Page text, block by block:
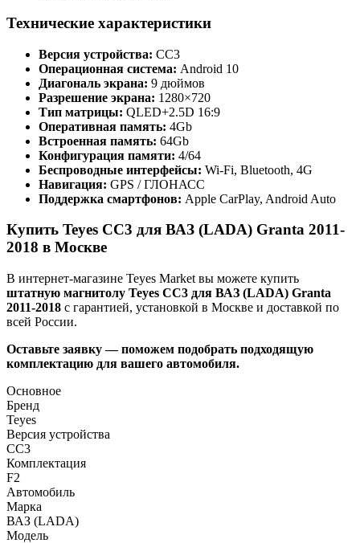
Технические характеристики
Версия устройства: CC3
Операционная система: Android 10
Диагональ экрана: 9 дюймов
Разрешение экрана: 1280×720
Тип матрицы: QLED+2.5D 16:9
Оперативная память: 4Gb
Встроенная память: 64Gb
Конфигурация памяти: 4/64
Беспроводные интерфейсы: Wi-Fi, Bluetooth, 4G
Навигация: GPS / ГЛОНАСС
Поддержка смартфонов: Apple CarPlay, Android Auto
Купить Teyes CC3 для ВАЗ (LADA) Granta 2011-
2018 в Москве
В интернет-магазине Teyes Market вы можете купить
штатную магнитолу Teyes CC3 для ВАЗ (LADA) Granta
2011-2018 с гарантией, установкой в Москве и доставкой по
всей России.
Оставьте заявку — поможем подобрать подходящую
комплектацию для вашего автомобиля.
Основное
Бренд
Teyes
Версия устройства
CC3
Комплектация
F2
Автомобиль
Марка
ВАЗ (LADA)
Модель